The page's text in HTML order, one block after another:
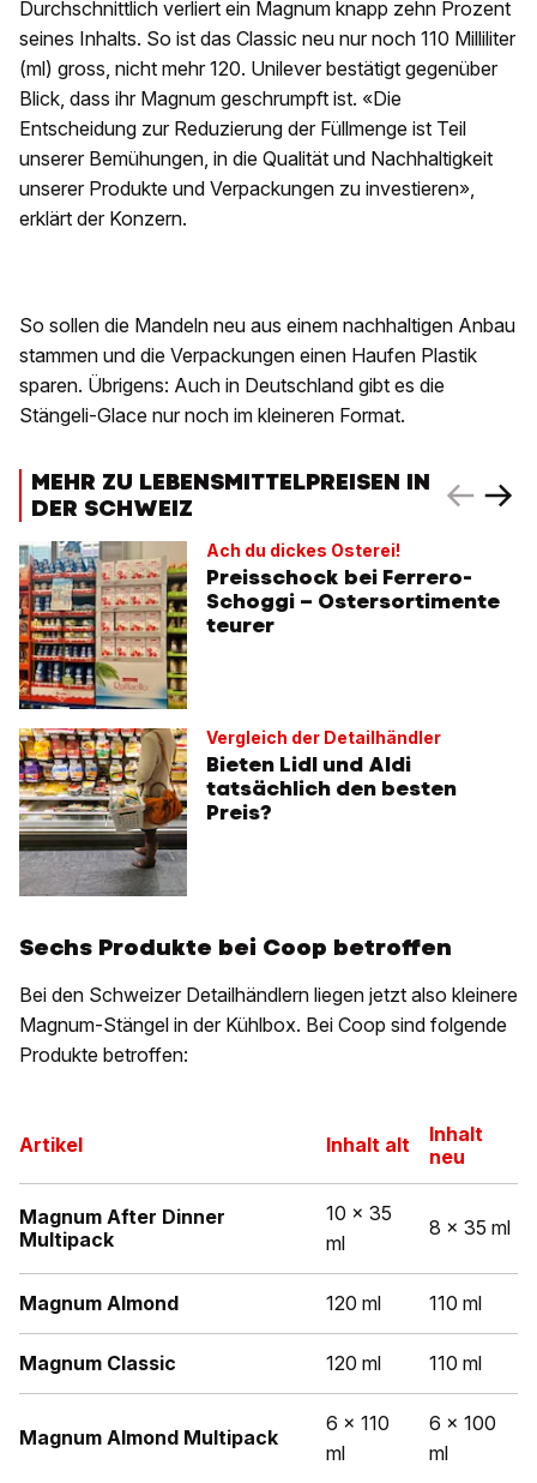
Durchschnittlich verliert ein Magnum knapp zehn Prozent
seines Inhalts. So ist das Classic neu nur noch 110 Milliliter
(ml) gross, nicht mehr 120. Unilever bestätigt gegenüber
Blick, dass ihr Magnum geschrumpft ist. «Die
Entscheidung zur Reduzierung der Füllmenge ist Teil
unserer Bemühungen, in die Qualität und Nachhaltigkeit
unserer Produkte und Verpackungen zu investieren»,
erklärt der Konzern.
So sollen die Mandeln neu aus einem nachhaltigen Anbau
stammen und die Verpackungen einen Haufen Plastik
sparen. Übrigens: Auch in Deutschland gibt es die
Stängeli-Glace nur noch im kleineren Format.
MEHR ZU LEBENSMITTELPREISEN IN
DER SCHWEIZ
Ach du dickes Osterei!
Preisschock bei Ferrero-
Schoggi – Ostersortimente
teurer
Vergleich der Detailhändler
Bieten Lidl und Aldi
tatsächlich den besten
Preis?
Sechs Produkte bei Coop betroffen
Bei den Schweizer Detailhändlern liegen jetzt also kleinere
Magnum-Stängel in der Kühlbox. Bei Coop sind folgende
Produkte betroffen:
Artikel Inhalt alt
Inhalt
neu
Magnum After Dinner
Multipack
10 x 35
ml
8 x 35 ml
Magnum Almond 120 ml 110 ml
Magnum Classic 120 ml 110 ml
Magnum Almond Multipack
6 x 110
ml
6 x 100
ml